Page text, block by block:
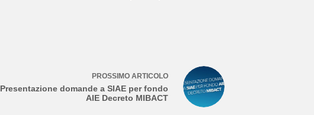
PROSSIMO ARTICOLO
Presentazione domande a SIAE per fondo
AIE Decreto MIBACT